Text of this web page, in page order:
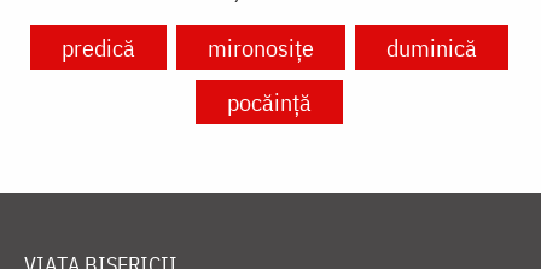
predică mironosițe
duminică
pocăință